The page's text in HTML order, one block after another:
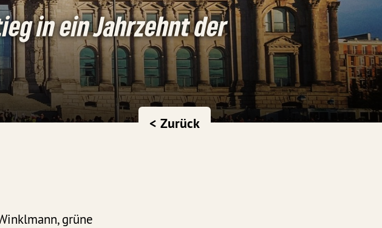
in ein Jahrzehnt der
< Zurück
grüne